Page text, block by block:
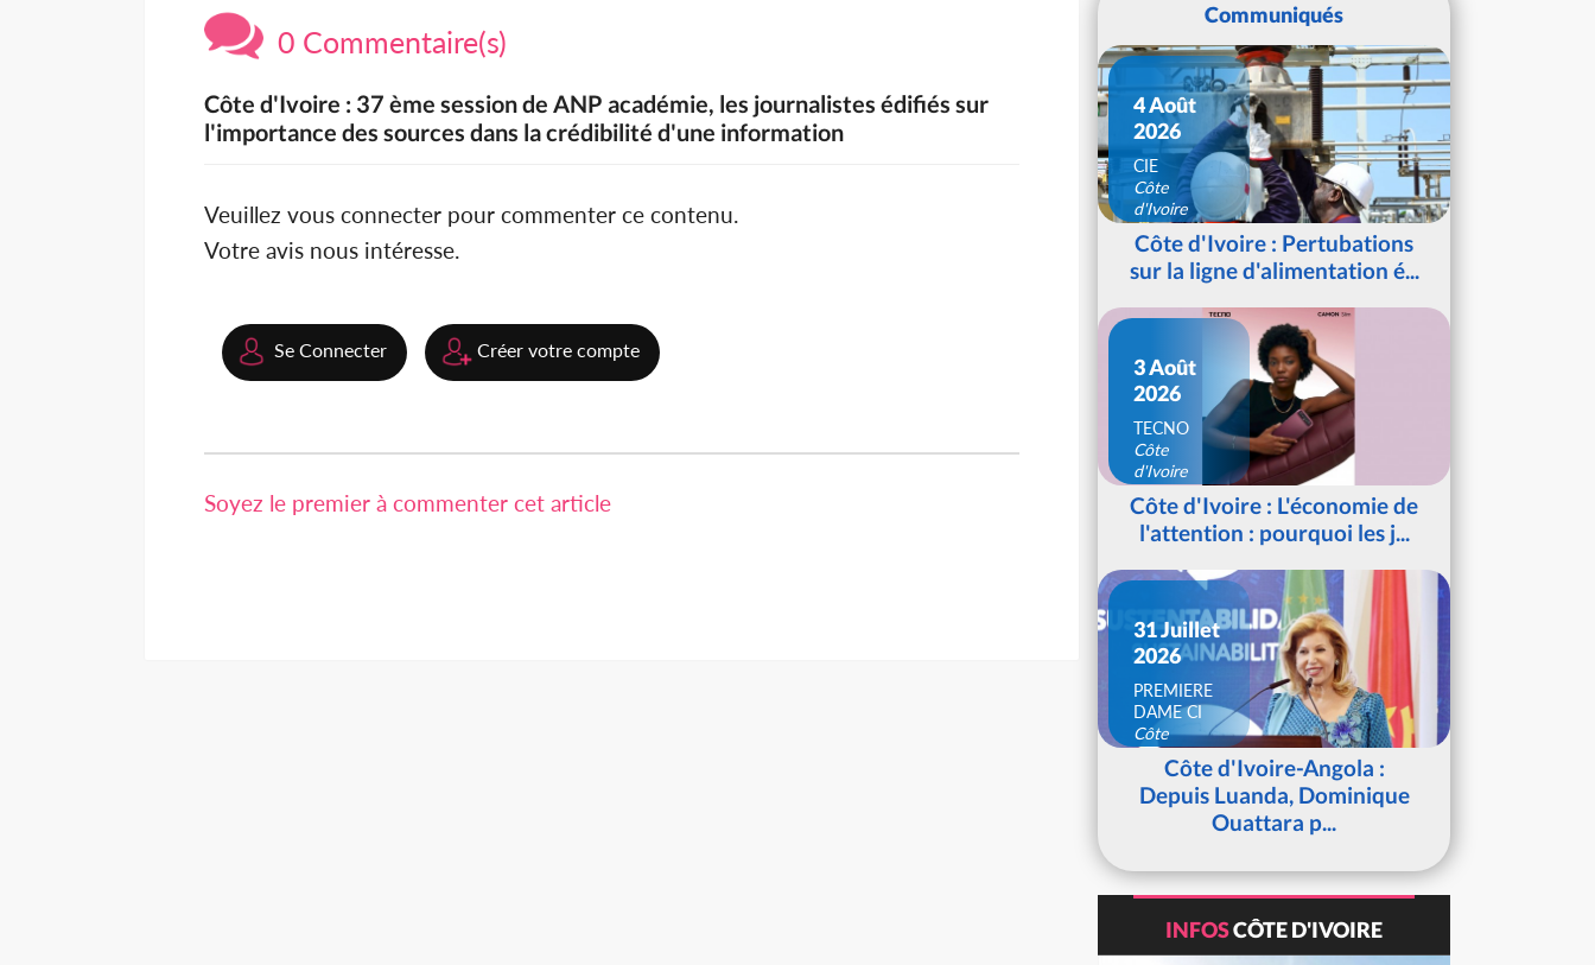
0 Commentaire(s)
Côte d'Ivoire : 37 ème session de ANP académie, les journalistes édifiés sur
l'importance des sources dans la crédibilité d'une information
Veuillez vous connecter pour commenter ce contenu.
Votre avis nous intéresse.
Se Connecter Créer votre compte
Soyez le premier à commenter cet article
Communiqués
4 Août
2026
CIE
Côte
d'Ivoire
Côte d'Ivoire : Pertubations
sur la ligne d'alimentation é...
3 Août
2026
TECNO
Côte
d'Ivoire
Côte d'Ivoire : L'économie de
l'attention : pourquoi les j...
31 Juillet
2026
PREMIERE
DAME CI
Côte
d'IvoireCôte d'Ivoire-Angola :
Depuis Luanda, Dominique
Ouattara p...
INFOSCÔTE D'IVOIRE